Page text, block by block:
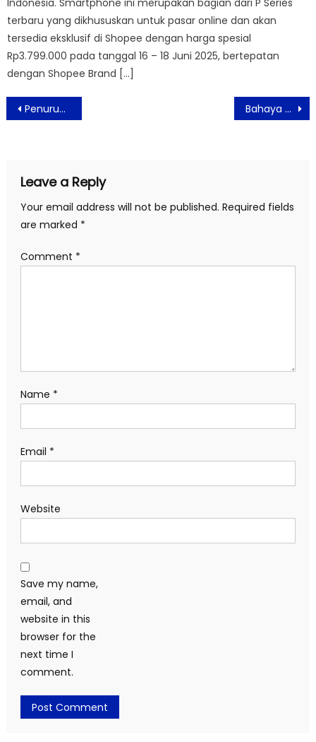
Indonesia. Smartphone ini merupakan bagian dari P Series
terbaru yang dikhususkan untuk pasar online dan akan
tersedia eksklusif di Shopee dengan harga spesial
Rp3.799.000 pada tanggal 16 – 18 Juni 2025, bertepatan
dengan Shopee Brand […]
Post
navigation
Penurunan Bunga Bank Dinilai Tak Cukup Untuk Pulihkan Ekonomi Bahaya Dibalik Aplikasi Penghasil Uang Menggunakan Skema Ponzi
Leave a Reply
Your email address will not be published. Required fields
are marked *
Comment *
Name *
Email *
Website
Save my name,
email, and
website in this
browser for the
next time I
comment.